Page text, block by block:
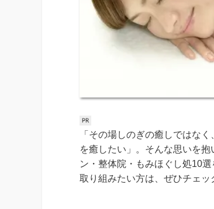
「その場しのぎの癒しではな
を癒したい」。そんな思いを
ン・整体院・もみほぐし処10
取り組みたい方は、ぜひチェッ